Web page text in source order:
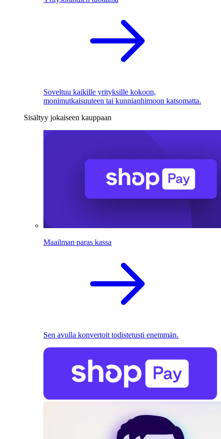
Soveltuu kaikille yrityksille kokoon,
monimutkaisuuteen tai kunnianhimoon katsomatta.
Sisältyy jokaiseen kauppaan
Maailman paras kassa
Sen avulla konvertoit todistetusti enemmän.